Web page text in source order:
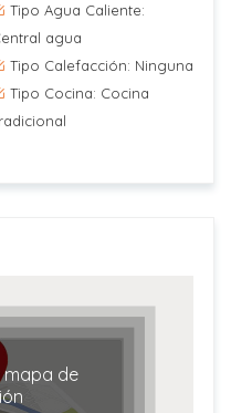
Tipo Agua Caliente:
agua
Tipo Calefacción: Ninguna
Tipo Cocina: Cocina
mapa de